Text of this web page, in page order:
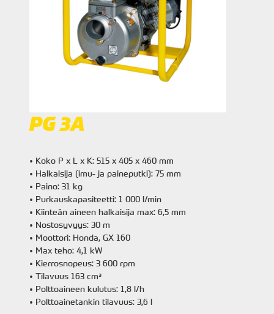
PG 3A
• Koko P x L x K: 515 x 405 x 460 mm
• Halkaisija (imu- ja paineputki): 75 mm
• Paino: 31 kg
• Purkauskapasiteetti: 1 000 l/min
• Kiinteän aineen halkaisija max: 6,5 mm
• Nostosyvyys: 30 m
• Moottori: Honda, GX 160
• Max teho: 4,1 kW
• Kierrosnopeus: 3 600 rpm
• Tilavuus 163 cm³
• Polttoaineen kulutus: 1,8 l/h
• Polttoainetankin tilavuus: 3,6 l